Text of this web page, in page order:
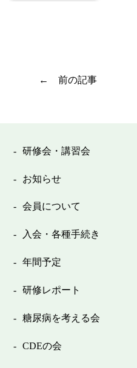
前の記事
研修会・講習会
お知らせ
会員について
入会・各種手続き
年間予定
研修レポート
糖尿病を考える会
CDEの会